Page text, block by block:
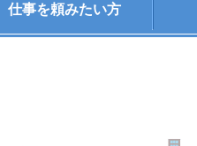
仕事を頼みたい方